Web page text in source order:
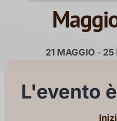
21 MAGGIO - 25
L'evento